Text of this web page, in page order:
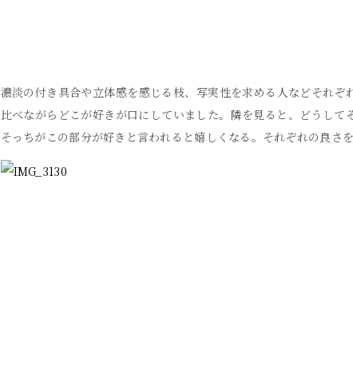
濃淡の付き具合や立体感を感じる枝、写実性を求める人などそれ
比べながらどこが好きが口にしていました。隣を見ると、どうし
そっちがこの部分が好きと言われると嬉しくなる。それぞれの良さ